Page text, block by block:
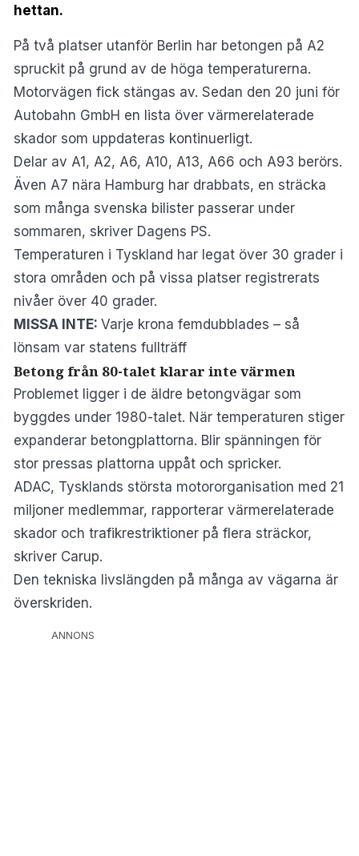
hettan.
På två platser utanför Berlin har betongen på A2
spruckit på grund av de höga temperaturerna.
Motorvägen fick stängas av. Sedan den 20 juni för
Autobahn GmbH en lista över värmerelaterade
skador som uppdateras kontinuerligt.
Delar av A1, A2, A6, A10, A13, A66 och A93 berörs.
Även A7 nära Hamburg har drabbats, en sträcka
som många svenska bilister passerar under
sommaren, skriver Dagens PS.
Temperaturen i Tyskland har legat över 30 grader i
stora områden och på vissa platser registrerats
nivåer över 40 grader.
MISSA INTE: Varje krona femdubblades – så
lönsam var statens fullträff
Betong från 80-talet klarar inte värmen
Problemet ligger i de äldre betongvägar som
byggdes under 1980-talet. När temperaturen stiger
expanderar betongplattorna. Blir spänningen för
stor pressas plattorna uppåt och spricker.
ADAC, Tysklands största motororganisation med 21
miljoner medlemmar, rapporterar värmerelaterade
skador och trafikrestriktioner på flera sträckor,
skriver Carup.
Den tekniska livslängden på många av vägarna är
överskriden.
ANNONS